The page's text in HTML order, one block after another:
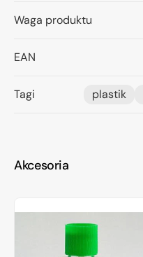
Waga produktu
EAN
Tagi plastik
Akcesoria